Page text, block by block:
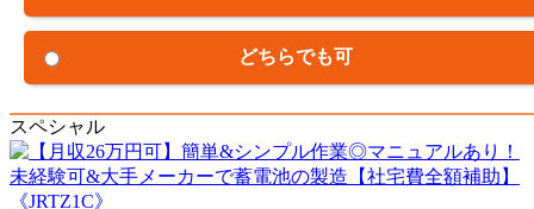
どちらでも可
スペシャル